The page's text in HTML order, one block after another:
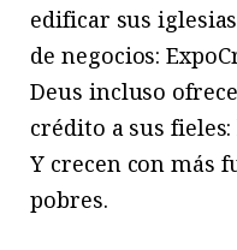
edificar sus
de negocios:
Deus incluso
crédito a sus
Y crecen con más
pobres.